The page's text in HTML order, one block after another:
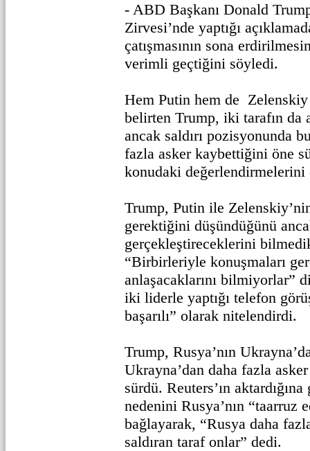
- ABD Başkanı Donald
Zirvesi’nde yaptığı
çatışmasının sona
verimli geçtiğini söyledi.
Hem Putin hem de
belirten Trump, iki tarafın da
ancak saldırı pozisyonunda
fazla asker kaybettiğini öne
konudaki
Trump, Putin ile
gerektiğini düşündüğünü
gerçekleştireceklerini
“Birbirleriyle konuşmaları
anlaşacaklarını bilmiyorlar”
iki liderle yaptığı telefon
başarılı” olarak nitelendirdi.
Trump, Rusya’nın
Ukrayna’dan daha fazla
sürdü. Reuters’ın
nedenini Rusya’nın “taarruz
bağlayarak, “Rusya daha
saldıran taraf onlar” dedi.